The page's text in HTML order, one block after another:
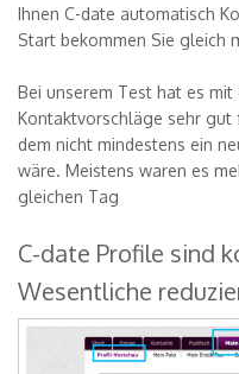
Ihnen C-date automatisch
Start bekommen Sie gleich
Bei unserem Test hat es mit
Kontaktvorschläge sehr gut
dem nicht mindestens ein
wäre. Meistens waren es
gleichen Tag
C-date Profile sind
Wesentliche